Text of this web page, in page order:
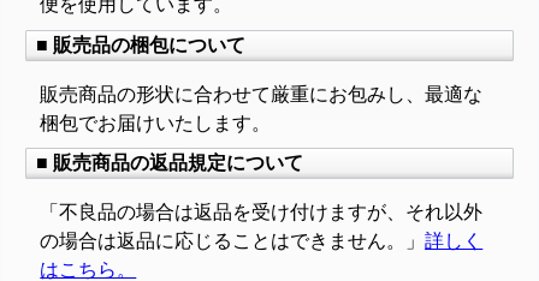
便を使用しています。
■ 販売品の梱包について
販売商品の形状に合わせて厳重にお包みし、最適な
梱包でお届けいたします。
■ 販売商品の返品規定について
「不良品の場合は返品を受け付けますが、それ以外
の場合は返品に応じることはできません。」詳しく
はこちら。